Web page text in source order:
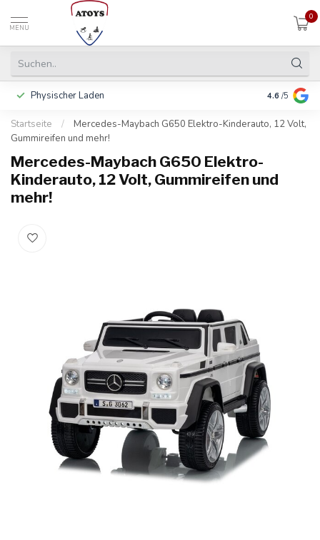
MENU
0
Physischer Laden In 3 Raten
4.6 /5
Startseite /
Mercedes-Maybach G650 Elektro-Kinderauto, 12 Volt,
Gummireifen und mehr!
Mercedes-Maybach G650 Elektro-
Kinderauto, 12 Volt, Gummireifen und
mehr!